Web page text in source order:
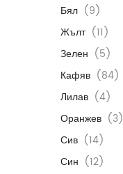
Бял (9)
Жълт (11)
Зелен (5)
Кафяв (84)
Лилав (4)
Оранжев (3)
Сив (14)
Син (12)